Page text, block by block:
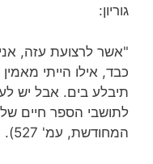
גוריון:
"אשר לרצועת עזה,
כבד, אילו הייתי
תיבלע בים. אבל יש
לתושבי הספר חיים
המחודשת, עמ' 527).